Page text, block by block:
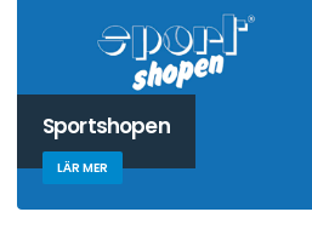
Sportshopen
LÄR MER